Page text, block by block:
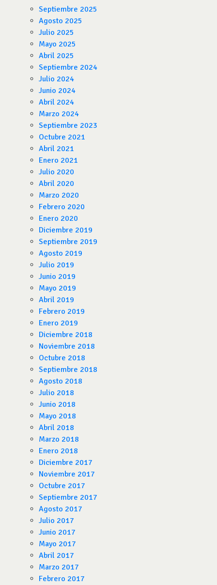
Septiembre 2025
Agosto 2025
Julio 2025
Mayo 2025
Abril 2025
Septiembre 2024
Julio 2024
Junio 2024
Abril 2024
Marzo 2024
Septiembre 2023
Octubre 2021
Abril 2021
Enero 2021
Julio 2020
Abril 2020
Marzo 2020
Febrero 2020
Enero 2020
Diciembre 2019
Septiembre 2019
Agosto 2019
Julio 2019
Junio 2019
Mayo 2019
Abril 2019
Febrero 2019
Enero 2019
Diciembre 2018
Noviembre 2018
Octubre 2018
Septiembre 2018
Agosto 2018
Julio 2018
Junio 2018
Mayo 2018
Abril 2018
Marzo 2018
Enero 2018
Diciembre 2017
Noviembre 2017
Octubre 2017
Septiembre 2017
Agosto 2017
Julio 2017
Junio 2017
Mayo 2017
Abril 2017
Marzo 2017
Febrero 2017